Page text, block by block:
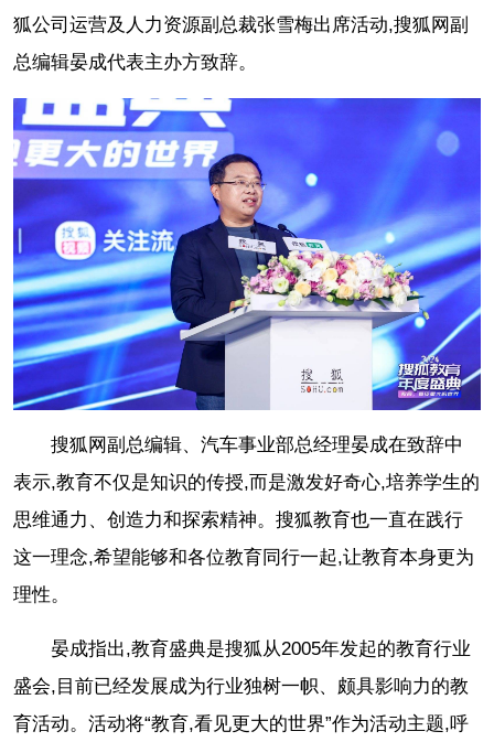
狐公司运营及人力资源副总裁张雪梅出席活动,搜狐网副
总编辑晏成代表主办方致辞。
搜狐网副总编辑、汽车事业部总经理晏成在致辞中
表示,教育不仅是知识的传授,而是激发好奇心,培养学生的
思维通力、创造力和探索精神。搜狐教育也一直在践行
这一理念,希望能够和各位教育同行一起,让教育本身更为
理性。
晏成指出,教育盛典是搜狐从2005年发起的教育行业
盛会,目前已经发展成为行业独树一帜、颇具影响力的教
育活动。活动将“教育,看见更大的世界”作为活动主题,呼